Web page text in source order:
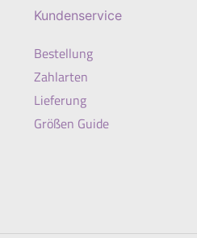
Kundenservice
Bestellung
Zahlarten
Lieferung
Größen Guide